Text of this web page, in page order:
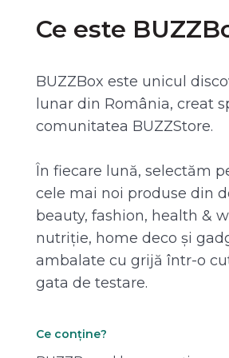
Ce este
BUZZBox este unicul
lunar din România, creat
comunitatea BUZZStore.
În fiecare lună, selectăm
cele mai noi produse din
beauty, fashion, health &
nutriție, home deco și
ambalate cu grijă într-o
gata de testare.
Ce conține?